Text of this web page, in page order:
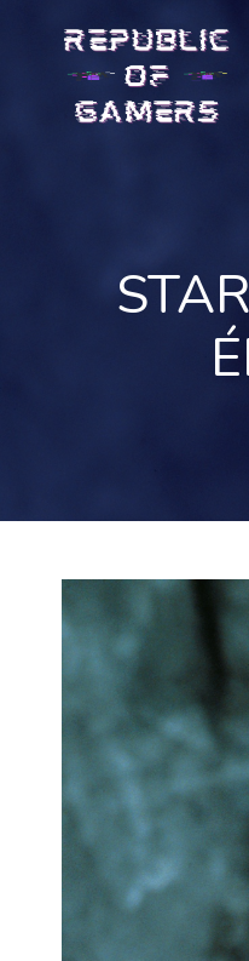
content